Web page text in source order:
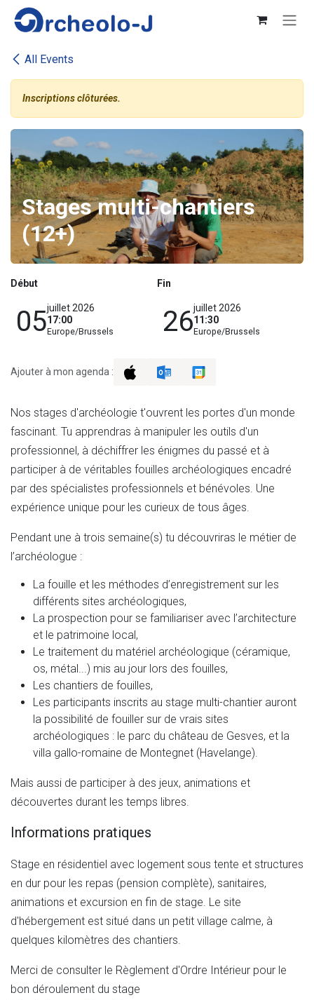
Se rendre au contenu
All Events
Inscriptions clôturées.
Stages multi-chantiers
(12+)
Début
05juillet 2026
17:00
Europe/Brussels
Fin
26juillet 2026
11:30
Europe/Brussels
Ajouter à mon agenda :
Nos stages d'archéologie t'ouvrent les portes d'un monde
fascinant. Tu apprendras à manipuler les outils d'un
professionnel, à déchiffrer les énigmes du passé et à
participer à de véritables fouilles archéologiques encadré
par des spécialistes professionnels et bénévoles. Une
expérience unique pour les curieux de tous âges.
Pendant une à trois semaine(s) tu découvriras le métier de
l’archéologue :
La fouille et les méthodes d’enregistrement sur les
différents sites archéologiques,
La prospection pour se familiariser avec l’architecture
et le patrimoine local,
Le traitement du matériel archéologique (céramique,
os, métal...) mis au jour lors des fouilles,
Les chantiers de fouilles,
Les participants inscrits au stage multi-chantier auront
la possibilité de fouiller sur de vrais sites
archéologiques : le parc du château de Gesves, et la
villa gallo-romaine de Montegnet (Havelange).
Mais aussi de participer à des jeux, animations et
découvertes durant les temps libres.
Informations pratiques
Stage en résidentiel avec logement sous tente et structures
en dur pour les repas (pension complète), sanitaires,
animations et excursion en fin de stage. Le site
d'hébergement est situé dans un petit village calme, à
quelques kilomètres des chantiers.
Merci de consulter le Règlement d'Ordre Intérieur pour le
bon déroulement du stage